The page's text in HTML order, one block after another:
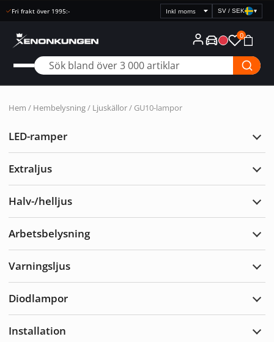
Fri frakt över 1995:-
Välj
prisvisning
SV / SEK ▾
0
Hem / Hembelysning/ Ljuskällor/ GU10-lampor
LED-ramper
Extraljus
Halv-/helljus
Arbetsbelysning
Varningsljus
Diodlampor
Installation